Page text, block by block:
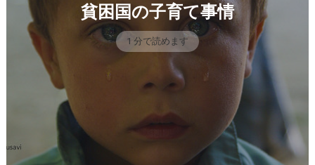
貧困国の子育て事情
1 分で読めます